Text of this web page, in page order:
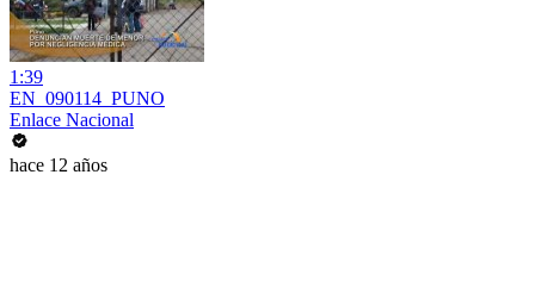
1:39
EN_090114_PUNO
Enlace Nacional
hace 12 años